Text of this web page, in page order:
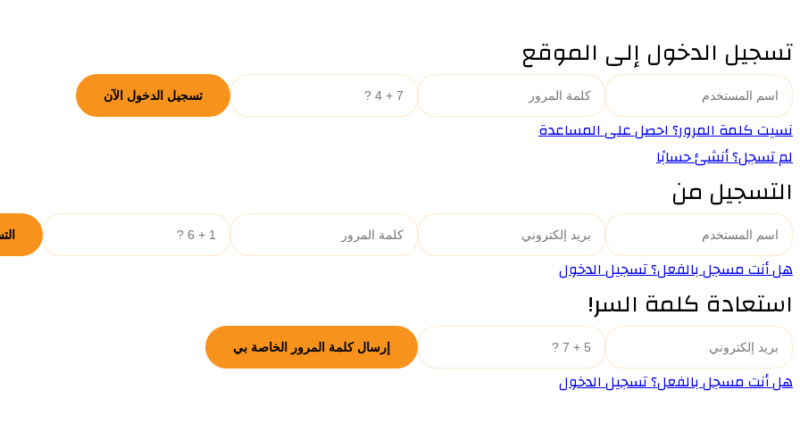
تسجيل الدخول إلى الموقع
نسيت كلمة المرور؟ احصل على المساعدة
لم تسجل؟ أنشئ حسابًا
التسجيل من
هل أنت مسجل بالفعل؟ تسجيل الدخول
استعادة كلمة السر!
هل أنت مسجل بالفعل؟ تسجيل الدخول